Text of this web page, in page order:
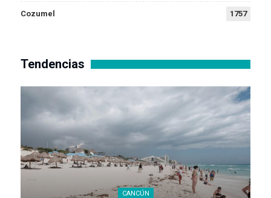
Cozumel 1757
Tendencias
CANCÚN